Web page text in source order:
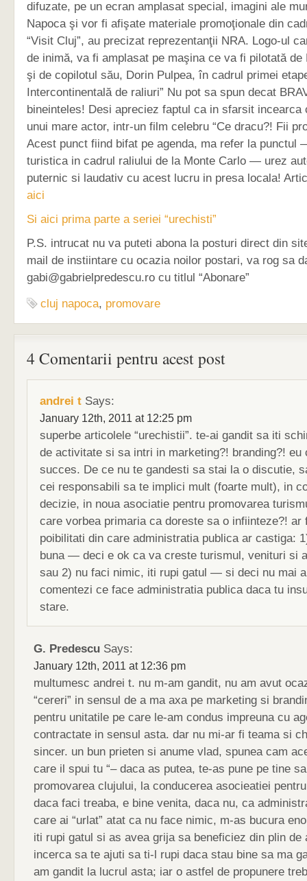
difuzate, pe un ecran amplasat special, imagini ale
Napoca şi vor fi afişate materiale promoţionale din
“Visit Cluj”, au precizat reprezentanţii NRA. Logo-ul
de inimă, va fi amplasat pe maşina ce va fi pilotată de
şi de copilotul său, Dorin Pulpea, în cadrul primei
Intercontinentală de raliuri” Nu pot sa spun decat
bineinteles! Desi apreciez faptul ca in sfarsit incearca
unui mare actor, intr-un film celebru “Ce dracu?! Fii
Acest punct fiind bifat pe agenda, ma refer la punctul
turistica in cadrul raliului de la Monte Carlo — urez
puternic si laudativ cu acest lucru in presa locala!
aici
Si aici prima parte a seriei “urechisti”
P.S. intrucat nu va puteti abona la posturi direct din
mail de instiintare cu ocazia noilor postari, va rog sa
gabi@gabrielpredescu.ro cu titlul “Abonare”
cluj napoca, promovare
4 Comentarii pentru acest post
andrei t Says:
January 12th, 2011 at 12:25 pm
superbe articolele “urechistii”. te-ai gandit sa iti
de activitate si sa intri in marketing?! branding?! eu
succes. De ce nu te gandesti sa stai la o discutie,
cei responsabili sa te implici mult (foarte mult), in
decizie, in noua asociatie pentru promovarea
care vorbea primaria ca doreste sa o infiinteze?! ar
poibilitati din care administratia publica ar castiga:
buna — deci e ok ca va creste turismul, venituri si
sau 2) nu faci nimic, iti rupi gatul — si deci nu mai
comentezi ce face administratia publica daca tu
stare.
G. Predescu Says:
January 12th, 2011 at 12:36 pm
multumesc andrei t. nu m-am gandit, nu am avut
“cereri” in sensul de a ma axa pe marketing si
pentru unitatile pe care le-am condus impreuna cu
contractate in sensul asta. dar nu mi-ar fi teama si
sincer. un bun prieten si anume vlad, spunea cam
care il spui tu “– daca as putea, te-as pune pe tine
promovarea clujului, la conducerea asocieatiei
daca faci treaba, e bine venita, daca nu, ca
care ai “urlat” atat ca nu face nimic, m-as bucura
iti rupi gatul si as avea grija sa beneficiez din plin de
incerca sa te ajuti sa ti-l rupi daca stau bine sa ma
am gandit la lucrul asta; iar o astfel de propunere